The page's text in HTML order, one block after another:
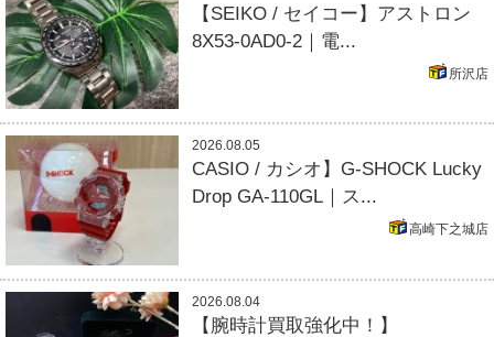
【SEIKO / セイコー】アストロン
8X53-0AD0-2｜電...
所沢店
2026.08.05
CASIO / カシオ】G-SHOCK Lucky
Drop GA-110GL｜ス...
高崎下之城店
2026.08.04
【腕時計買取強化中！】